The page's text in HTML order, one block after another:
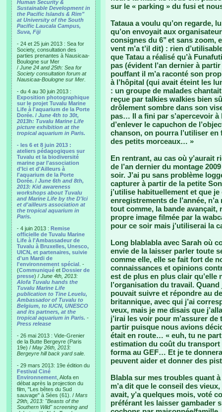
Human Security &
Sustainable Development in
the Pacific Islands & Rim"
at University of the South
Pacific Laucala Campus,
Suva, Fiji
- 24 et 25 juin 2013 : Sea for
Society, consultation des
parties prenantes à Nausicaa-
Boulogne sur Mer
/ June 24 and 25th: Sea for
Society consultation forum at
Nausicaa-Boulogne sur Mer.
- du 4 au 30 juin 2013 :
Exposition photographique
sur le projet Tuvalu Marine
Life à l'aquarium de la Porte
Dorée. / June 4th to 30t,
2013h: Tuvalu Marine Life
picture exhibition at the
tropical aquarium in Paris.
- les 6 et 8 juin 2013 :
ateliers pédagogiques sur
Tuvalu et la biodiversité
marine par l'association
d'Ici et d'Ailleurs à
l'aquarium de la Porte
Dorée. / June 6th and 8th,
2013: Kid awareness
workshops about Tuvalu
and Marine Life by the D'Ici
et d'ailleurs association at
the tropical aquarium in
Paris.
- 4 juin 2013 : Remise
officielle de Tuvalu Marine
Life à l'Ambassadeur de
Tuvalu à Bruxelles, Unesco,
UICN, et partenaires, suivie
d'un Mardi de
l'environnement spécial . -
(Communiqué et Dossier de
presse) / June 4th, 2013:
Alofa Tuvalu hands the
Tuvalu Marine Life
publication to Tine Leuelu,
Ambassador of Tuvalu to
Belgium, to IUCN, UNESCO
and its partners, at the
tropical aquarium in Paris. -
Press release
- 26 mai 2013 : Vide-Grenier
de la Butte Bergeyre (Paris
19e) / May 26th, 2013:
Bergeyre hill back yard sale.
- 29 mars 2013: 19e édition du
Festival Ciné
Environnement , Alofa en
débat après la projection du
film, "Les bêtes du Sud
sauvage" à Sées (61). / Mars
29th, 2013: "Beasts of the
Southern Wild" screening and
sur le « parking » du fusi et
Tataua a voulu qu’on regarde,
qu’on envoyait aux
consignes du 6’’ et sans
vent m’a t’il dit) : rien
que Tatau a réalisé qu’à
pas (évident l’an dernier à
pouffant il m’a raconté son
à l’hôpital (qui avait éteint les
: un groupe de malades
reçue par talkies walkies bien
drôlement sombre dans son
pas… Il a fini par s’apercevoir
d’enlever le capuchon de
chanson, on pourra l’utiliser en
des petits morceaux… »
En rentrant, au cas où y’aurait
de l’an dernier du montage
soir. J’ai pu sans problème
capturer à partir de la petite
j’utilise habituellement et que
enregistrements de l’année,
tout comme, la bande
propre image filmée par la
pour ce soir mais j’utiliserai la
Long blablabla avec Sarah où
envie de la laisser parler toute
comme elle, elle se fait fort de
connaissances et opinions
est de plus en plus clair qu’elle
l’organisation du travail.
pouvait suivre et répondre au
britannique, avec qui j’ai
veux, mais je me disais que
j’irai les voir pour m’assurer
partir puisque nous avions
était en route… « euh, tu ne
estimation du coût du transport
forma au GEF… Et je te
peuvent aider et donner des
Blabla sur mes troubles quant
m’a dit que le conseil des
avait, y’a quelques mois, voté
préférant les laisser gambader